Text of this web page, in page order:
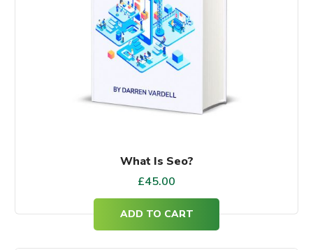
What Is Seo?
£45.00
ADD TO CART